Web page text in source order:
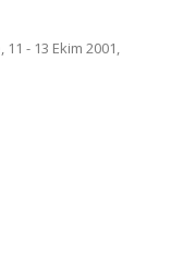
- 13 Ekim 2001,